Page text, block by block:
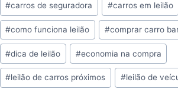
Post:
#carros de seguradora #carros em leilão
#como funciona leilão #comprar carro
#dica de leilão #economia na compra
#leilão de carros próximos #leilão de